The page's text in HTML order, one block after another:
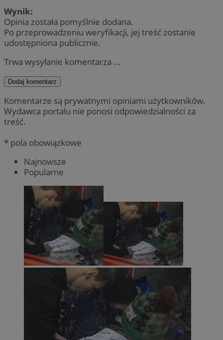
Wynik:
Opinia została pomyślnie dodana.
Po przeprowadzeniu weryfikacji, jej treść zostanie
udostępniona publicznie.
Trwa wysyłanie komentarza ...
Dodaj komentarz
Komentarze są prywatnymi opiniami użytkowników.
Wydawca portalu nie ponosi odpowiedzialności za
treść.
* pola obowiązkowe
Najnowsze
Popularne